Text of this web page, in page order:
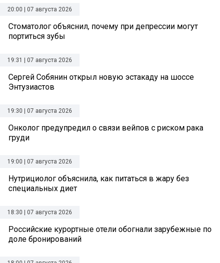
20:00 | 07 августа 2026
Стоматолог объяснил, почему при депрессии могут
портиться зубы
19:31 | 07 августа 2026
Сергей Собянин открыл новую эстакаду на шоссе
Энтузиастов
19:30 | 07 августа 2026
Онколог предупредил о связи вейпов с риском рака
груди
19:00 | 07 августа 2026
Нутрициолог объяснила, как питаться в жару без
специальных диет
18:30 | 07 августа 2026
Российские курортные отели обогнали зарубежные по
доле бронирований